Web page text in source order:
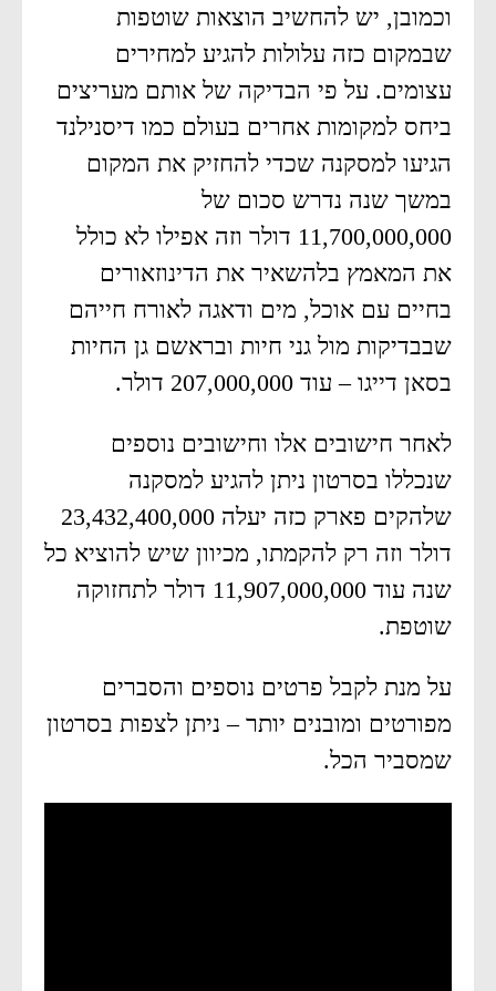
וכמובן, יש להחשיב הוצאות שוטפות
שבמקום כזה עלולות להגיע למחירים
עצומים. על פי הבדיקה של אותם מעריצים
ביחס למקומות אחרים בעולם כמו דיסנילנד
הגיעו למסקנה שכדי להחזיק את המקום
במשך שנה נדרש סכום של
11,700,000,000 דולר וזה אפילו לא כולל
את המאמץ בלהשאיר את הדינוזאורים
בחיים עם אוכל, מים ודאגה לאורח חייהם
שבבדיקות מול גני חיות ובראשם גן החיות
בסאן דייגו – עוד 207,000,000 דולר.
לאחר חישובים אלו וחישובים נוספים
שנכללו בסרטון ניתן להגיע למסקנה
שלהקים פארק כזה יעלה 23,432,400,000
דולר וזה רק להקמתו, מכיוון שיש להוציא כל
שנה עוד 11,907,000,000 דולר לתחזוקה
שוטפת.
על מנת לקבל פרטים נוספים והסברים
מפורטים ומובנים יותר – ניתן לצפות בסרטון
שמסביר הכל.